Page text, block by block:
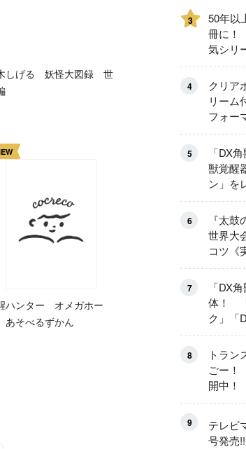
しげる 妖怪大図録 世
ハンター オメガホー
そべるずかん
3
50年以
冊に！
気シリ
4
クリア
リーム
フォー
７月
5
「DX
獣覚醒
ン」を
ハンタ
の玩
6
『太
世界大
コツ《
7
「DX
体！
ク」「
をレビ
8
トラン
ごー！
開中！
9
テレビ
号発売!!